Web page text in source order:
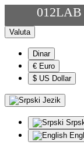
012LAB
Valuta
Dinar
€ Euro
$ US Dollar
Jezik